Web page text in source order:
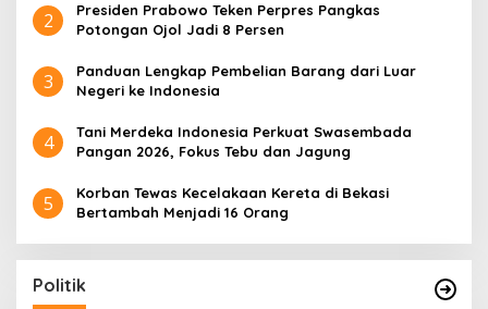
2
Presiden Prabowo Teken Perpres Pangkas
Potongan Ojol Jadi 8 Persen
3
Panduan Lengkap Pembelian Barang dari Luar
Negeri ke Indonesia
4
Tani Merdeka Indonesia Perkuat Swasembada
Pangan 2026, Fokus Tebu dan Jagung
5
Korban Tewas Kecelakaan Kereta di Bekasi
Bertambah Menjadi 16 Orang
Politik